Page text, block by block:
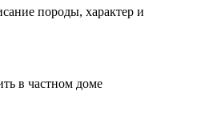
породы, характер и
в частном доме